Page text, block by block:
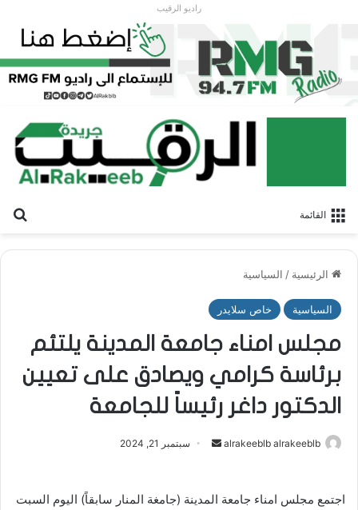
راديو الرقيب
القائمة
الرئيسية / السياسية
السياسية خاص سلايدر
مجلس امناء جامعة المدينة يلتئم
برئاسة كرامي ويصادق على تعيين
الدكتور داغر رئيساً للجامعة
alrakeeblb alrakeeblb
أرسل سبتمبر 21, 2024
اجتمع مجلس امناء جامعة المدينة (جامغة المنار سابقاً) اليوم السبت